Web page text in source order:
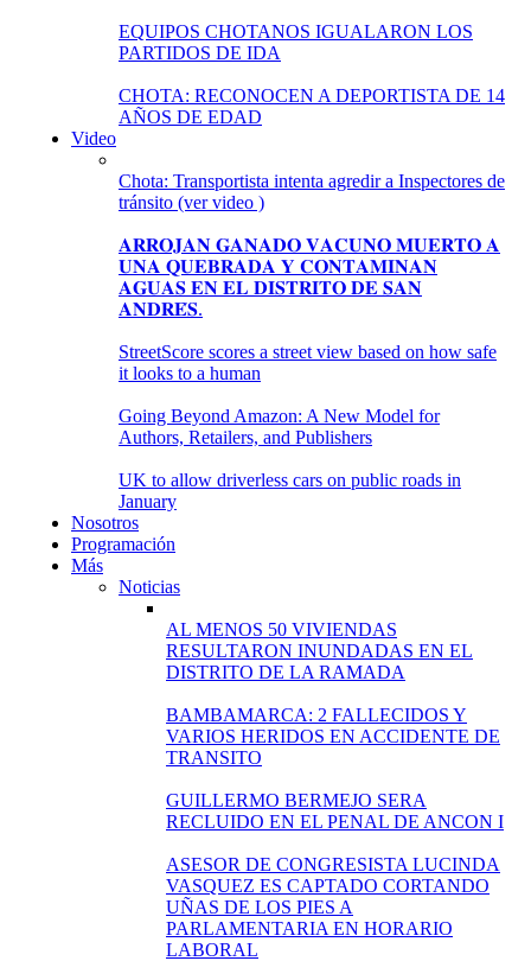
EQUIPOS CHOTANOS IGUALARON LOS
PARTIDOS DE IDA
CHOTA: RECONOCEN A DEPORTISTA DE 14
AÑOS DE EDAD
Video
Chota: Transportista intenta agredir a Inspectores de
tránsito (ver video )
𝐀𝐑𝐑𝐎𝐉𝐀𝐍 𝐆𝐀𝐍𝐀𝐃𝐎 𝐕𝐀𝐂𝐔𝐍𝐎 𝐌𝐔𝐄𝐑𝐓𝐎 𝐀
𝐔𝐍𝐀 𝐐𝐔𝐄𝐁𝐑𝐀𝐃𝐀 𝐘 𝐂𝐎𝐍𝐓𝐀𝐌𝐈𝐍𝐀𝐍
𝐀𝐆𝐔𝐀𝐒 𝐄𝐍 𝐄𝐋 𝐃𝐈𝐒𝐓𝐑𝐈𝐓𝐎 𝐃𝐄 𝐒𝐀𝐍
𝐀𝐍𝐃𝐑𝐄́𝐒.
StreetScore scores a street view based on how safe
it looks to a human
Going Beyond Amazon: A New Model for
Authors, Retailers, and Publishers
UK to allow driverless cars on public roads in
January
Nosotros
Programación
Más
Noticias
AL MENOS 50 VIVIENDAS
RESULTARON INUNDADAS EN EL
DISTRITO DE LA RAMADA
BAMBAMARCA: 2 FALLECIDOS Y
VARIOS HERIDOS EN ACCIDENTE DE
TRANSITO
GUILLERMO BERMEJO SERA
RECLUIDO EN EL PENAL DE ANCON I
ASESOR DE CONGRESISTA LUCINDA
VASQUEZ ES CAPTADO CORTANDO
UÑAS DE LOS PIES A
PARLAMENTARIA EN HORARIO
LABORAL